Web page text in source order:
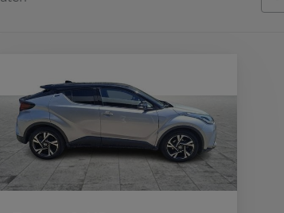
Vanaf
of financiering vanaf
Toyota C-HR
HYBRIDE